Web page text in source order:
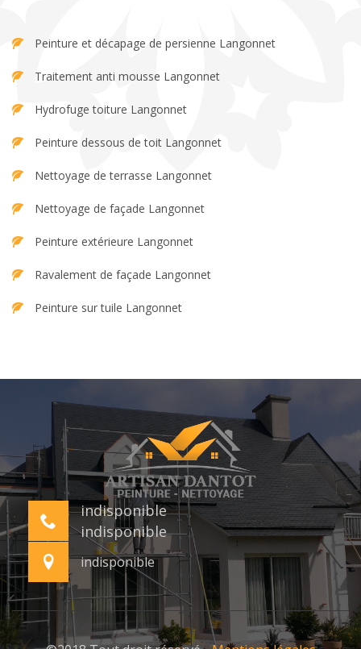
Peinture et décapage de persienne Langonnet
Traitement anti mousse Langonnet
Hydrofuge toiture Langonnet
Peinture dessous de toit Langonnet
Nettoyage de terrasse Langonnet
Nettoyage de façade Langonnet
Peinture extérieure Langonnet
Ravalement de façade Langonnet
Peinture sur tuile Langonnet
indisponible
indisponible
indisponible